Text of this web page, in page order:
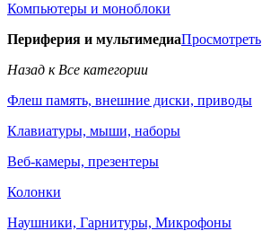
Компьютеры и моноблоки
Периферия и мультимедиаПросмотреть
Назад к Все категории
Флеш память, внешние диски, приводы
Клавиатуры, мыши, наборы
Веб-камеры, презентеры
Колонки
Наушники, Гарнитуры, Микрофоны